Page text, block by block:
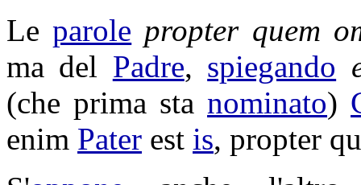
Leparole propter quem
ma del Padre, spiegando
(che prima stanominato)
enim Pater est is, propter